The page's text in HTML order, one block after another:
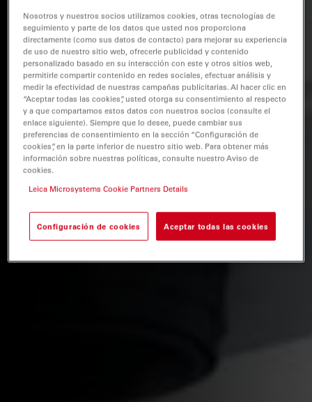
Nosotros y nuestros socios utilizamos cookies, otras tecnologías de
seguimiento y parte de los datos que usted nos proporciona
directamente (como sus datos de contacto) para mejorar su experiencia
de uso de nuestro sitio web, ofrecerle publicidad y contenido
personalizado basado en su interacción con este y otros sitios web,
permitirle compartir contenido en redes sociales, efectuar análisis y
medir la efectividad de nuestras campañas publicitarias. Al hacer clic en
“Aceptar todas las cookies”, usted otorga su consentimiento al respecto
y a que compartamos estos datos con nuestros socios (consulte el
enlace siguiente). Siempre que lo desee, puede cambiar sus
preferencias de consentimiento en la sección “Configuración de
cookies”, en la parte inferior de nuestro sitio web. Para obtener más
información sobre nuestras políticas, consulte nuestro Aviso de
cookies.
Leica Microsystems Cookie Partners Details
Configuración de cookies Aceptar todas las cookies